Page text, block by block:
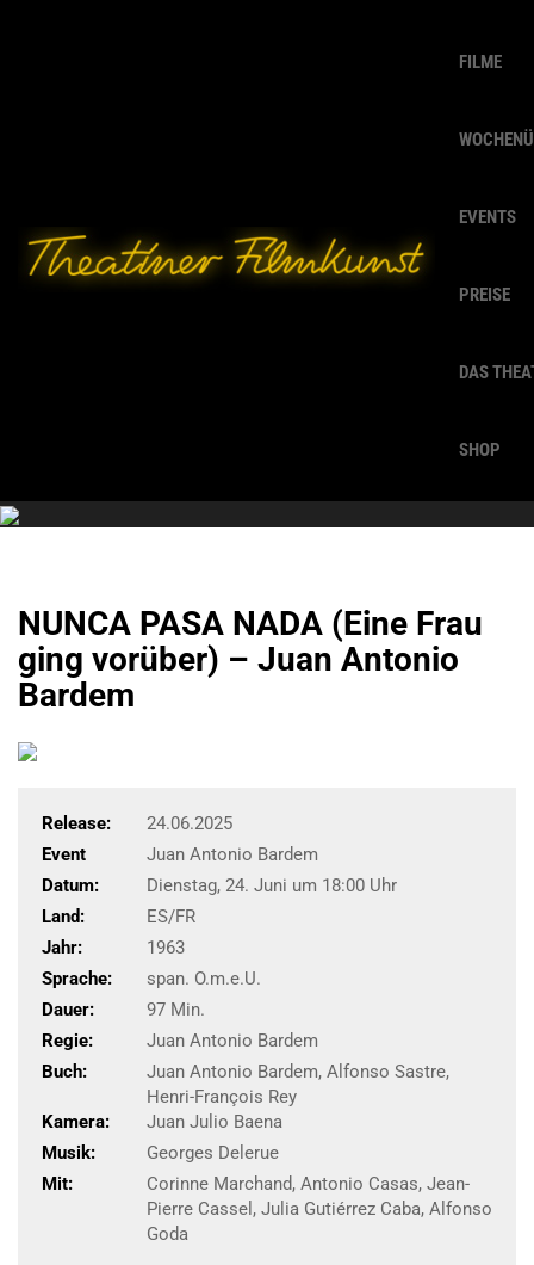
FILME
EVENTS
PREISE
DAS
SHOP
NUNCA PASA NADA (Eine Frau
ging vorüber) – Juan Antonio
Bardem
Release:
24.06.2025
Event
Juan Antonio Bardem
Datum:
Dienstag, 24. Juni um 18:00 Uhr
Land:
ES/FR
Jahr:
1963
Sprache:
span. O.m.e.U.
Dauer:
97 Min.
Regie:
Juan Antonio Bardem
Buch:
Juan Antonio Bardem, Alfonso Sastre,
Henri-François Rey
Kamera:
Juan Julio Baena
Musik:
Georges Delerue
Mit:
Corinne Marchand, Antonio Casas, Jean-
Pierre Cassel, Julia Gutiérrez Caba, Alfonso
Goda